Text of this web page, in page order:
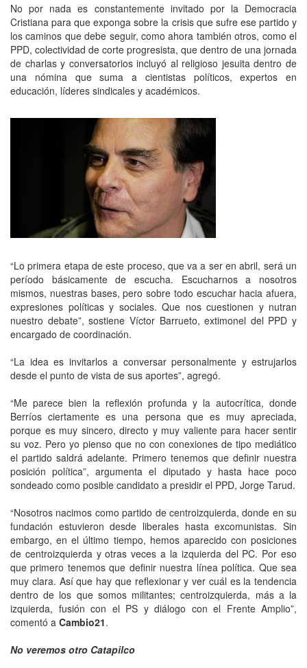
No por nada es constantemente invitado por la Democracia
Cristiana para que exponga sobre la crisis que sufre ese partido y
los caminos que debe seguir, como ahora también otros, como el
PPD, colectividad de corte progresista, que dentro de una jornada
de charlas y conversatorios incluyó al religioso jesuita dentro de
una nómina que suma a cientistas políticos, expertos en
educación, líderes sindicales y académicos.
“Lo primera etapa de este proceso, que va a ser en abril, será un
período básicamente de escucha. Escucharnos a nosotros
mismos, nuestras bases, pero sobre todo escuchar hacia afuera,
expresiones políticas y sociales. Que nos cuestionen y nutran
nuestro debate”, sostiene Víctor Barrueto, extimonel del PPD y
encargado de coordinación.
“La idea es invitarlos a conversar personalmente y estrujarlos
desde el punto de vista de sus aportes”, agregó.
“Me parece bien la reflexión profunda y la autocrítica, donde
Berríos ciertamente es una persona que es muy apreciada,
porque es muy sincero, directo y muy valiente para hacer sentir
su voz. Pero yo pienso que no con conexiones de tipo mediático
el partido saldrá adelante. Primero tenemos que definir nuestra
posición política”, argumenta el diputado y hasta hace poco
sondeado como posible candidato a presidir el PPD, Jorge Tarud.
“Nosotros nacimos como partido de centroizquierda, donde en su
fundación estuvieron desde liberales hasta excomunistas. Sin
embargo, en el último tiempo, hemos aparecido con posiciones
de centroizquierda y otras veces a la izquierda del PC. Por eso
que primero tenemos que definir nuestra línea política. Que sea
muy clara. Así que hay que reflexionar y ver cuál es la tendencia
dentro de los que somos militantes; centroizquierda, más a la
izquierda, fusión con el PS y diálogo con el Frente Amplio”,
comentó a Cambio21.
No veremos otro Catapilco